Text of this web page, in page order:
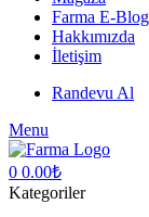
Farma E-Blog
Hakkımızda
İletişim
Randevu Al
Menu
0 0.00₺
Kategoriler